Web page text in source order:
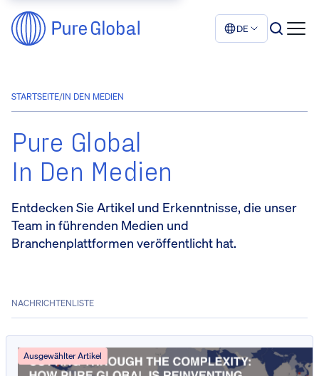
DE
STARTSEITE/IN DEN MEDIEN
Pure Global
In Den Medien
Entdecken Sie Artikel und Erkenntnisse, die unser
Team in führenden Medien und
Branchenplattformen veröffentlicht hat.
NACHRICHTENLISTE
Ausgewählter Artikel